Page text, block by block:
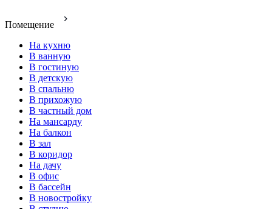
Помещение
На кухню
В ванную
В гостиную
В детскую
В спальню
В прихожую
В частный дом
На мансарду
На балкон
В зал
В коридор
На дачу
В офис
В бассейн
В новостройку